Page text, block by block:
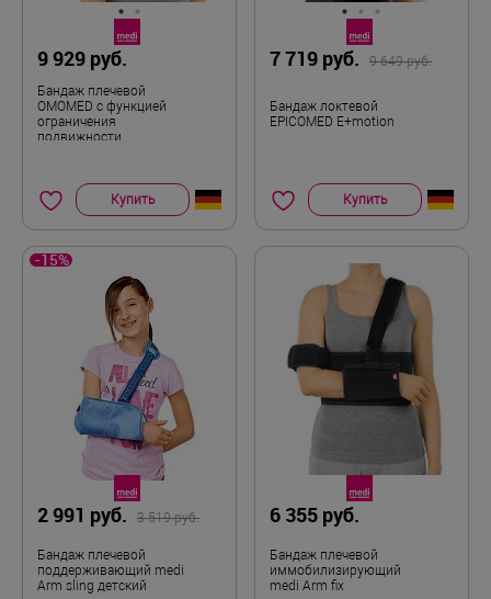
9 929 руб.
Бандаж плечевой
OMOMED с функцией
ограничения
подвижности
Купить
7 719 руб. 9 649 руб.
Бандаж локтевой
EPICOMED E+motion
Купить
-15%
2 991 руб. 3 519 руб.
Бандаж плечевой
поддерживающий medi
Arm sling детский
6 355 руб.
Бандаж плечевой
иммобилизирующий
medi Arm fix